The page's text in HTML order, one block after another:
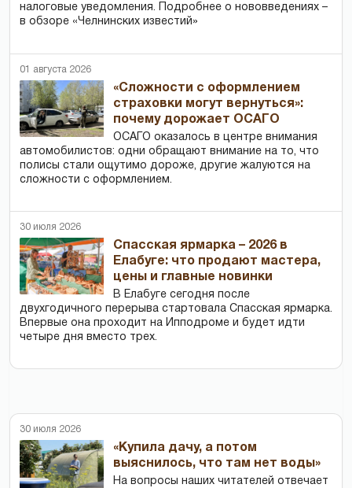
налоговые уведомления. Подробнее о нововведениях –
в обзоре «Челнинских известий»
01 августа 2026
«Сложности с оформлением
страховки могут вернуться»:
почему дорожает ОСАГО
ОСАГО оказалось в центре внимания
автомобилистов: одни обращают внимание на то, что
полисы стали ощутимо дороже, другие жалуются на
сложности с оформлением.
30 июля 2026
Спасская ярмарка – 2026 в
Елабуге: что продают мастера,
цены и главные новинки
В Елабуге сегодня после
двухгодичного перерыва стартовала Спасская ярмарка.
Впервые она проходит на Ипподроме и будет идти
четыре дня вместо трех.
30 июля 2026
«Купила дачу, а потом
выяснилось, что там нет воды»
На вопросы наших читателей отвечает